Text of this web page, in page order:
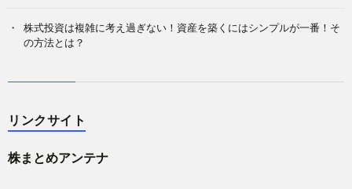
株式投資は複雑に考え過ぎない！資産を築くにはシンプルが一番！そ
の方法とは？
リンクサイト
株まとめアンテナ